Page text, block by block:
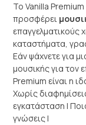
Το Vanilla Premium
προσφέρει
καταστήματα,
Εάν ψάχνετε για
μουσικής για τον
Premium είναι η
Χωρίς
εγκατάσταση |
γνώσεις |